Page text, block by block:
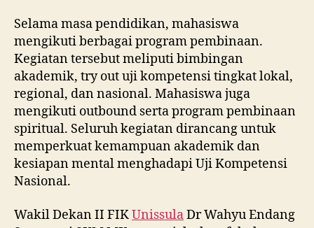
Selama masa pendidikan, mahasiswa
mengikuti berbagai program pembinaan.
Kegiatan tersebut meliputi bimbingan
akademik, try out uji kompetensi tingkat lokal,
regional, dan nasional. Mahasiswa juga
mengikuti outbound serta program pembinaan
spiritual. Seluruh kegiatan dirancang untuk
memperkuat kemampuan akademik dan
kesiapan mental menghadapi Uji Kompetensi
Nasional.
Wakil Dekan II FIKUnissulaDr Wahyu Endang